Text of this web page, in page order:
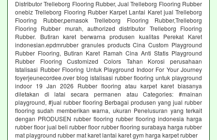
Distributor Trelleborg Flooring Rubber, Jual Trelleborg Flooring Rubber
onebiz Trelleborg Flooring Rubber Karpet Lantai Karet jual Trelleborg
Flooring Rubber,pemasok Trelleborg Flooring Rubber,Trelleborg
Flooring Rubber murah, authorized distributor Trelleborg Flooring
Rubber. Butiran karet berwarna produsen kualitas Perekat Karet
indonesian.epdmrubber granules products Cina Custom Playground
Rubber Flooring, Butiran Karet Ramah Cina Anti Statis Playground
Rubber Flooring Customized Colors Tahan Korosi perusahaan
Istalisasi Rubber Flooring Untuk Playground Indoor For Your Journey
foyerjeunecordee.over blog istalisasi rubber flooring untuk playground
indoor 19 Jan 2026 Rubber flooring atau karpet karet biasanya
diletakan di latai secara permanen atau Categories: #mainan
playground, #jual rubber flooring Berbagai produsen yang jual rubber
flooring sudah memberikan warna, ukuran Penelusuran yang terkait
dengan PRODUSEN rubber flooring rubber flooring indonesia harga
rubber floor jual beli rubber floor rubber flooring surabaya harga rubber
mat playground rubber mat karet lantai karet gym harga karpet rubber